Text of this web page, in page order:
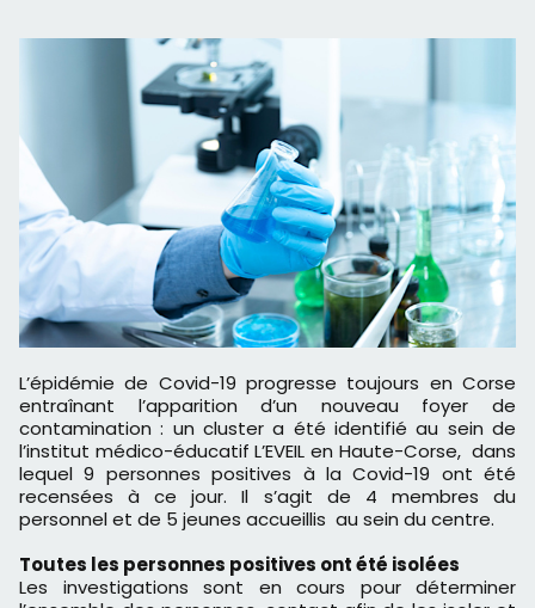
L’épidémie de Covid-19 progresse toujours en Corse
entraînant l’apparition d’un nouveau foyer de
contamination : un cluster a été identifié au sein de
l’institut médico-éducatif L’EVEIL en Haute-Corse, dans
lequel 9 personnes positives à la Covid-19 ont été
recensées à ce jour. Il s’agit de 4 membres du
personnel et de 5 jeunes accueillis au sein du centre.
Toutes les personnes positives ont été isolées
Les investigations sont en cours pour déterminer